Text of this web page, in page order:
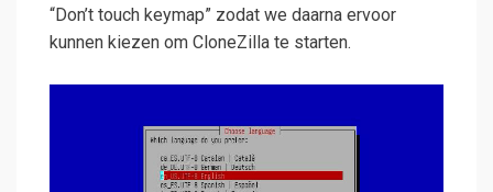
“Don’t touch keymap” zodat we daarna ervoor
kunnen kiezen om CloneZilla te starten.